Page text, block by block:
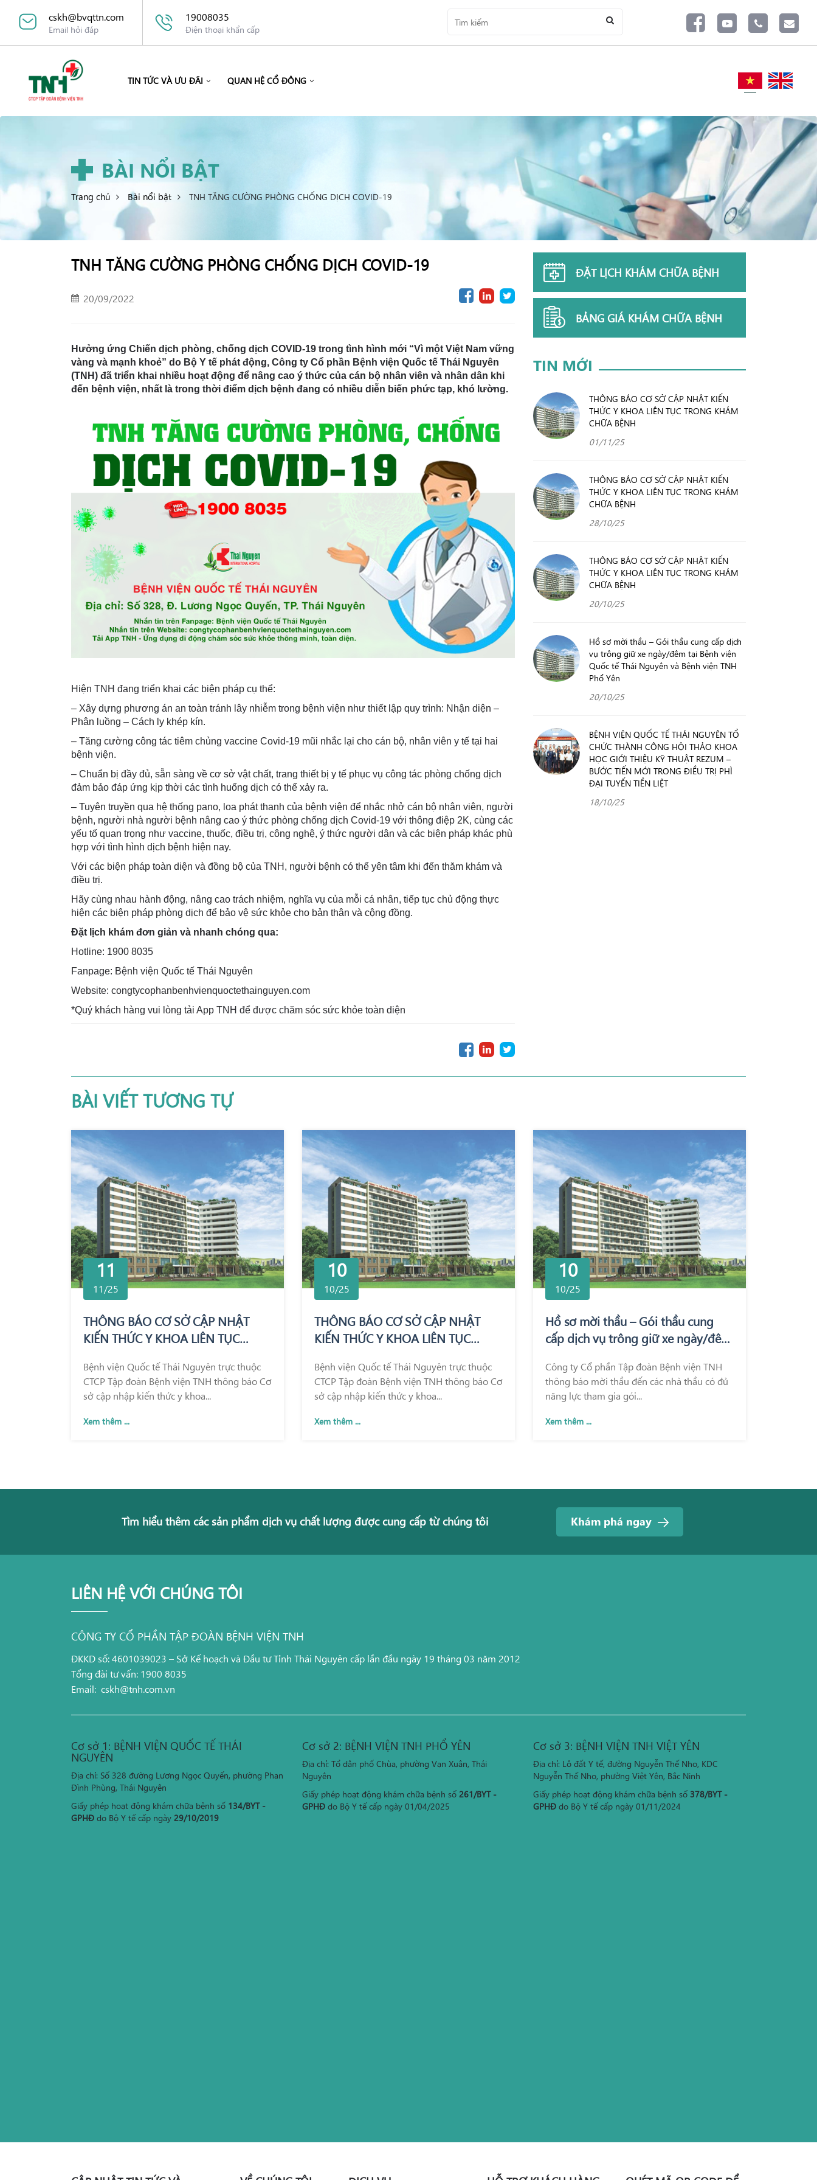
cskh@bvqttn.com
Email hỏi đáp
19008035
Điện thoại khẩn cấp
TIN TỨC VÀ ƯU ĐÃI QUAN HỆ CỔ ĐÔNG
BÀI NỔI BẬT
Trang chủ Bài nổi bật TNH TĂNG CƯỜNG PHÒNG CHỐNG DỊCH COVID-19
TNH TĂNG CƯỜNG PHÒNG CHỐNG DỊCH COVID-19
20/09/2022
Hưởng ứng Chiến dịch phòng, chống dịch COVID-19 trong tình hình mới “Vì một Việt Nam vững
vàng và mạnh khoẻ” do Bộ Y tế phát động, Công ty Cổ phần Bệnh viện Quốc tế Thái Nguyên
(TNH) đã triển khai nhiều hoạt động để nâng cao ý thức của cán bộ nhân viên và nhân dân khi
đến bệnh viện, nhất là trong thời điểm dịch bệnh đang có nhiều diễn biến phức tạp, khó lường.
Hiện TNH đang triển khai các biện pháp cụ thể:
– Xây dựng phương án an toàn tránh lây nhiễm trong bệnh viện như thiết lập quy trình: Nhận diện –
Phân luồng – Cách ly khép kín.
– Tăng cường công tác tiêm chủng vaccine Covid-19 mũi nhắc lại cho cán bộ, nhân viên y tế tại hai
bệnh viện.
– Chuẩn bị đầy đủ, sẵn sàng về cơ sở vật chất, trang thiết bị y tế phục vụ công tác phòng chống dịch
đảm bảo đáp ứng kịp thời các tình huống dịch có thể xảy ra.
– Tuyên truyền qua hệ thống pano, loa phát thanh của bệnh viện để nhắc nhở cán bộ nhân viên, người
bệnh, người nhà người bệnh nâng cao ý thức phòng chống dịch Covid-19 với thông điệp 2K, cùng các
yếu tố quan trọng như vaccine, thuốc, điều trị, công nghệ, ý thức người dân và các biện pháp khác phù
hợp với tình hình dịch bệnh hiện nay.
Với các biện pháp toàn diện và đồng bộ của TNH, người bệnh có thể yên tâm khi đến thăm khám và
điều trị.
Hãy cùng nhau hành động, nâng cao trách nhiệm, nghĩa vụ của mỗi cá nhân, tiếp tục chủ động thực
hiện các biện pháp phòng dịch để bảo vệ sức khỏe cho bản thân và cộng đồng.
Đặt lịch khám đơn giản và nhanh chóng qua:
Hotline: 1900 8035
Fanpage: Bệnh viện Quốc tế Thái Nguyên
Website: congtycophanbenhvienquoctethainguyen.com
*Quý khách hàng vui lòng tải App TNH để được chăm sóc sức khỏe toàn diện
ĐẶT LỊCH KHÁM CHỮA BỆNH
BẢNG GIÁ KHÁM CHỮA BỆNH
TIN MỚI
THÔNG BÁO CƠ SỞ CẬP NHẬT KIẾN
THỨC Y KHOA LIÊN TỤC TRONG KHÁM
CHỮA BỆNH
01/11/25
THÔNG BÁO CƠ SỞ CẬP NHẬT KIẾN
THỨC Y KHOA LIÊN TỤC TRONG KHÁM
CHỮA BỆNH
28/10/25
THÔNG BÁO CƠ SỞ CẬP NHẬT KIẾN
THỨC Y KHOA LIÊN TỤC TRONG KHÁM
CHỮA BỆNH
20/10/25
Hồ sơ mời thầu – Gói thầu cung cấp dịch
vụ trông giữ xe ngày/đêm tại Bệnh viện
Quốc tế Thái Nguyên và Bệnh viện TNH
Phổ Yên
20/10/25
BỆNH VIỆN QUỐC TẾ THÁI NGUYÊN TỔ
CHỨC THÀNH CÔNG HỘI THẢO KHOA
HỌC GIỚI THIỆU KỸ THUẬT REZUM –
BƯỚC TIẾN MỚI TRONG ĐIỀU TRỊ PHÌ
ĐẠI TUYẾN TIỀN LIỆT
18/10/25
BÀI VIẾT TƯƠNG TỰ
11
11/25
THÔNG BÁO CƠ SỞ CẬP NHẬT
KIẾN THỨC Y KHOA LIÊN TỤC
Bệnh viện Quốc tế Thái Nguyên trực thuộc
CTCP Tập đoàn Bệnh viện TNH thông báo Cơ
sở cập nhập kiến thức y khoa...
Xem thêm ...
10
10/25
THÔNG BÁO CƠ SỞ CẬP NHẬT
KIẾN THỨC Y KHOA LIÊN TỤC
Bệnh viện Quốc tế Thái Nguyên trực thuộc
CTCP Tập đoàn Bệnh viện TNH thông báo Cơ
sở cập nhập kiến thức y khoa...
Xem thêm ...
10
10/25
Hồ sơ mời thầu – Gói thầu cung
cấp dịch vụ trông giữ xe ngày/đêm
và Bệnh viện TNH Phổ Yên
Công ty Cổ phần Tập đoàn Bệnh viện TNH
thông báo mời thầu đến các nhà thầu có đủ
năng lực tham gia gói...
Xem thêm ...
Tìm hiểu thêm các sản phẩm dịch vụ chất lượng được cung cấp từ chúng tôi Khám phá ngay
LIÊN HỆ VỚI CHÚNG TÔI
CÔNG TY CỔ PHẦN TẬP ĐOÀN BỆNH VIỆN TNH
ĐKKD số: 4601039023 – Sở Kế hoạch và Đầu tư Tỉnh Thái Nguyên cấp lần đầu ngày 19 tháng 03 năm 2012
Tổng đài tư vấn: 1900 8035
Email: cskh@tnh.com.vn
Cơ sở 1: BỆNH VIỆN QUỐC TẾ THÁI
NGUYÊN
Địa chỉ: Số 328 đường Lương Ngọc Quyến, phường Phan
Đình Phùng, Thái Nguyên
Giấy phép hoạt động khám chữa bệnh số 134/BYT -
GPHĐ do Bộ Y tế cấp ngày 29/10/2019
Cơ sở 2: BỆNH VIỆN TNH PHỔ YÊN
Địa chỉ: Tổ dân phố Chùa, phường Vạn Xuân, Thái
Nguyên
Giấy phép hoạt động khám chữa bệnh số 261/BYT -
GPHĐ do Bộ Y tế cấp ngày 01/04/2025
Cơ sở 3: BỆNH VIỆN TNH VIỆT YÊN
Địa chỉ: Lô đất Y tế, đường Nguyễn Thế Nho, KDC
Nguyễn Thế Nho, phường Việt Yên, Bắc Ninh
Giấy phép hoạt động khám chữa bệnh số 378/BYT -
GPHĐ do Bộ Y tế cấp ngày 01/11/2024